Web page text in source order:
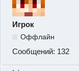
Игрок
Оффлайн
Сообщений: 132